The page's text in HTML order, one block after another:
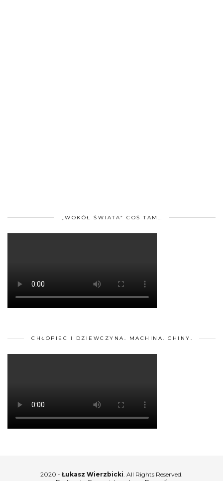
„WOKÓŁ ŚWIATA” COŚ TAM…
CHŁOPIEC I DZIEWCZYNA. MACHINA. CHINY.
2020 - Łukasz Wierzbicki. All Rights Reserved.